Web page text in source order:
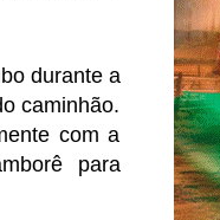
durante a
caminhão.
com a
para